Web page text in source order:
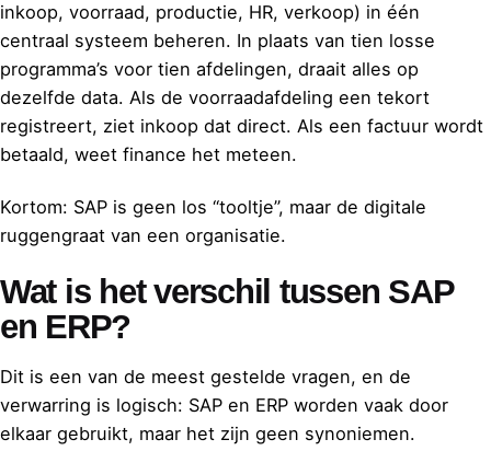
inkoop, voorraad, productie, HR, verkoop) in één
centraal systeem beheren. In plaats van tien losse
programma’s voor tien afdelingen, draait alles op
dezelfde data. Als de voorraadafdeling een tekort
registreert, ziet inkoop dat direct. Als een factuur wordt
betaald, weet finance het meteen.
Kortom: SAP is geen los “tooltje”, maar de digitale
ruggengraat van een organisatie.
Wat is het verschil tussen SAP
en ERP?
Dit is een van de meest gestelde vragen, en de
verwarring is logisch: SAP en ERP worden vaak door
elkaar gebruikt, maar het zijn geen synoniemen.